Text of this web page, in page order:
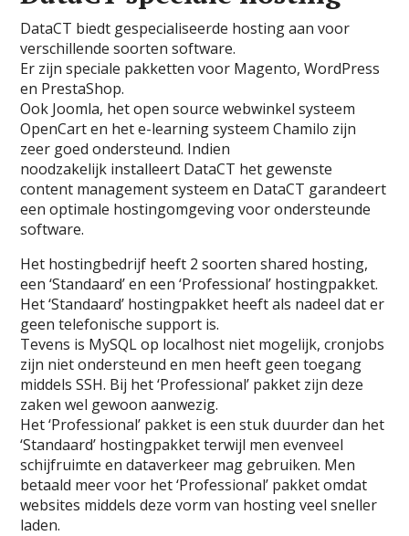
DataCT biedt gespecialiseerde hosting aan voor
verschillende soorten software.
Er zijn speciale pakketten voor Magento, WordPress
en PrestaShop.
Ook Joomla, het open source webwinkel systeem
OpenCart en het e-learning systeem Chamilo zijn
zeer goed ondersteund. Indien
noodzakelijk installeert DataCT het gewenste
content management systeem en DataCT garandeert
een optimale hostingomgeving voor ondersteunde
software.
Het hostingbedrijf heeft 2 soorten shared hosting,
een ‘Standaard’ en een ‘Professional’ hostingpakket.
Het ‘Standaard’ hostingpakket heeft als nadeel dat er
geen telefonische support is.
Tevens is MySQL op localhost niet mogelijk, cronjobs
zijn niet ondersteund en men heeft geen toegang
middels SSH. Bij het ‘Professional’ pakket zijn deze
zaken wel gewoon aanwezig.
Het ‘Professional’ pakket is een stuk duurder dan het
‘Standaard’ hostingpakket terwijl men evenveel
schijfruimte en dataverkeer mag gebruiken. Men
betaald meer voor het ‘Professional’ pakket omdat
websites middels deze vorm van hosting veel sneller
laden.